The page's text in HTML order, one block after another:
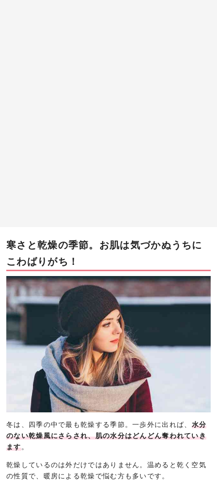
寒さと乾燥の季節。お肌は気づかぬうちに
こわばりがち！
冬は、四季の中で最も乾燥する季節。一歩外に出れば、 水分
のない乾燥風にさらされ、肌の水分はどんどん奪われていき
ます。
乾燥しているのは外だけではありません。温めると乾く空気
の性質で、暖房による乾燥で悩む方も多いです。